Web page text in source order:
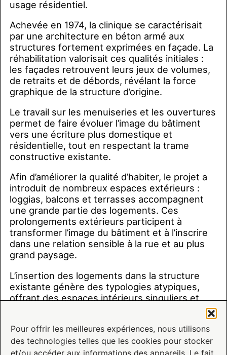
Pour offrir les meilleures expériences, nous utilisons
des technologies telles que les cookies pour stocker
et/ou accéder aux informations des appareils. Le fait
usage résidentiel.
Achevée en 1974, la clinique se caractérisait
par une architecture en béton armé aux
structures fortement exprimées en façade. La
réhabilitation valorisait ces qualités initiales :
les façades retrouvent leurs jeux de volumes,
de retraits et de débords, révélant la force
graphique de la structure d’origine.
Le travail sur les menuiseries et les ouvertures
permet de faire évoluer l’image du bâtiment
vers une écriture plus domestique et
résidentielle, tout en respectant la trame
constructive existante.
Afin d’améliorer la qualité d’habiter, le projet a
introduit de nombreux espaces extérieurs :
loggias, balcons et terrasses accompagnent
une grande partie des logements. Ces
prolongements extérieurs participent à
transformer l’image du bâtiment et à l’inscrire
dans une relation sensible à la rue et au plus
grand paysage.
L’insertion des logements dans la structure
existante génère des typologies atypiques,
offrant des espaces intérieurs singuliers et
généreux. La position dominante du bâtiment a
permis de ménager de larges vues sur la vallée
de la Seine, véritable paysage habité au
quotidien.